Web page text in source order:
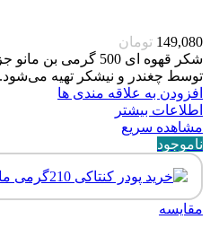
149,080 تومان
شکر قهوه ای 500 گرمی
توسط چغندر و نیشکر تهیه می‌شود.
افزودن به علاقه مندی ها
اطلاعات بیشتر
مشاهده سریع
ناموجود
مقایسه